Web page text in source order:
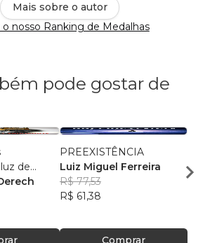
Mais sobre o autor
nosso Ranking de Medalhas
pode gostar de
de
e
PREEXISTÊNCIA
Luiz Miguel Ferreira
R$ 77,53
R$ 61,38
Comprar
Vista